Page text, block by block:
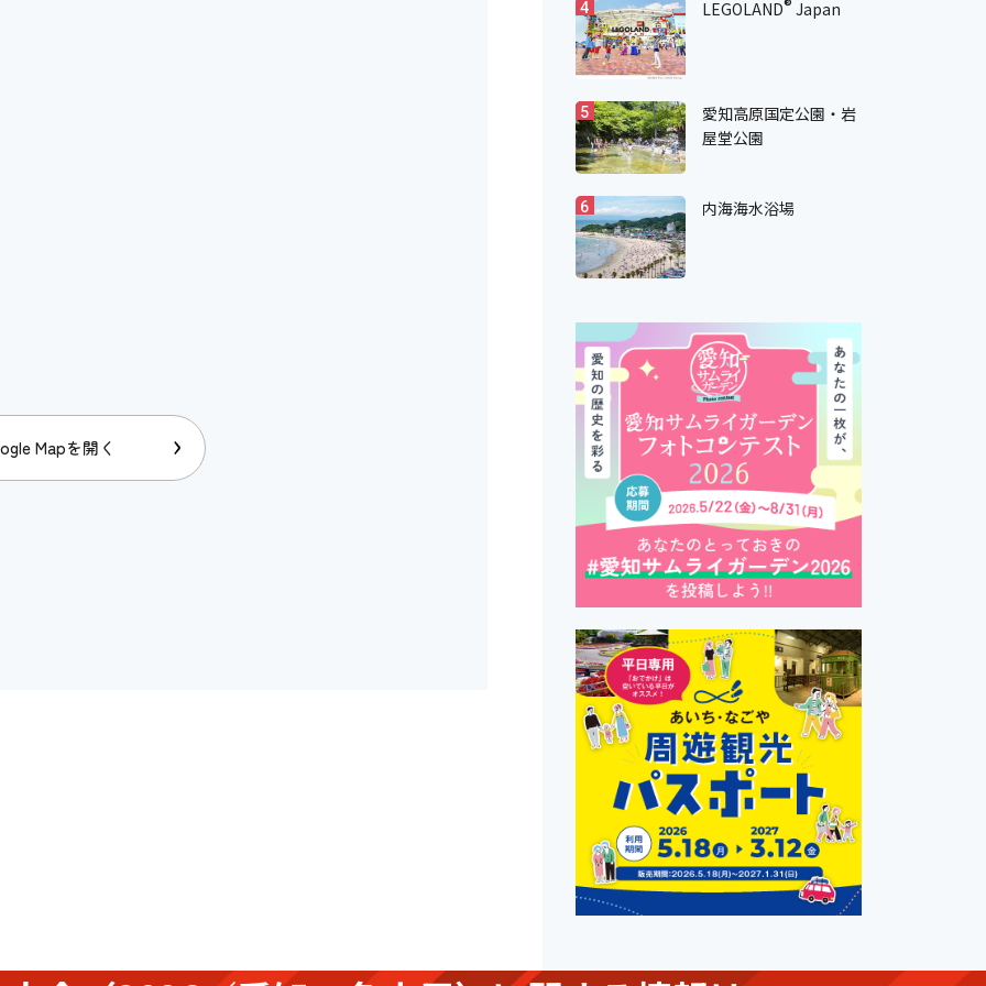
Mapを開く
4 LEGOLAND Japan
5
愛知高原国定公園・岩
屋堂公園
6 内海海水浴場